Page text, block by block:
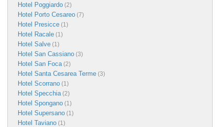
Hotel Poggiardo (2)
Hotel Porto Cesareo (7)
Hotel Presicce (1)
Hotel Racale (1)
Hotel Salve (1)
Hotel San Cassiano (3)
Hotel San Foca(2)
Hotel Santa Cesarea Terme (3)
Hotel Scorrano (1)
Hotel Specchia(2)
Hotel Spongano (1)
Hotel Supersano (1)
Hotel Taviano (1)